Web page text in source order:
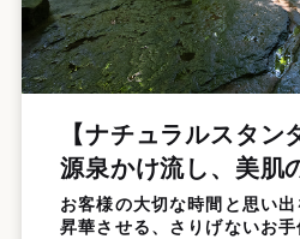
【ナチュラルスタ
源泉かけ流し、美肌
お客様の大切な時間と思い
昇華させる、さりげないお手